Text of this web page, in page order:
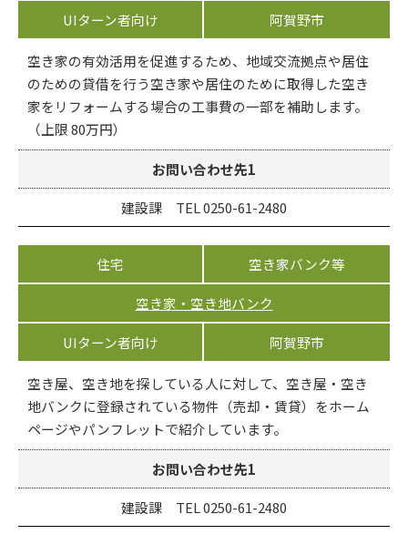
UIターン者向け 阿賀野市
空き家の有効活用を促進するため、地域交流拠点や居住
のための貸借を行う空き家や居住のために取得した空き
家をリフォームする場合の工事費の一部を補助します。
（上限 80万円）
お問い合わせ先1
建設課 TEL 0250-61-2480
住宅 空き家バンク等
空き家・空き地バンク
UIターン者向け 阿賀野市
空き屋、空き地を探している人に対して、空き屋・空き
地バンクに登録されている物件（売却・賃貸）をホーム
ページやパンフレットで紹介しています。
お問い合わせ先1
建設課 TEL 0250-61-2480